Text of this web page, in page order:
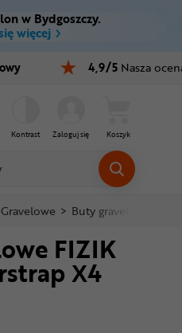
Ctrl M
w Bydgoszczy.
więcej
4,9/5 Nasza
Kontrast Zaloguj się Koszyk
Gravelowe > Buty gravelowe
FIZIK
X4